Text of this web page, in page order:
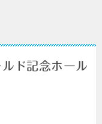
ド記念ホール